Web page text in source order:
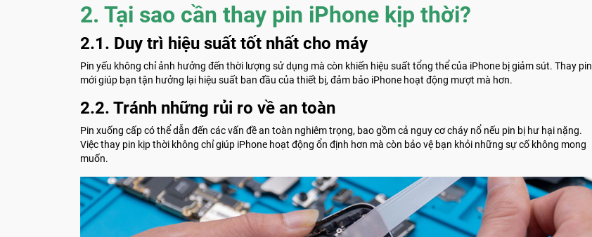
2. Tại sao cần thay pin iPhone kịp thời?
2.1. Duy trì hiệu suất tốt nhất cho máy
Pin yếu không chỉ ảnh hưởng đến thời lượng sử dụng mà còn khiến hiệu suất tổng thể của iPhone bị giảm sút. Thay pin
mới giúp bạn tận hưởng lại hiệu suất ban đầu của thiết bị, đảm bảo iPhone hoạt động mượt mà hơn.
2.2. Tránh những rủi ro về an toàn
Pin xuống cấp có thể dẫn đến các vấn đề an toàn nghiêm trọng, bao gồm cả nguy cơ cháy nổ nếu pin bị hư hại nặng.
Việc thay pin kịp thời không chỉ giúp iPhone hoạt động ổn định hơn mà còn bảo vệ bạn khỏi những sự cố không mong
muốn.